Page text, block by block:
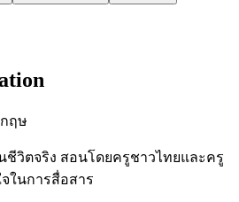
ฤษ
วิตจริง สอนโดยครูชาวไทยและครู
ในการสื่อสาร